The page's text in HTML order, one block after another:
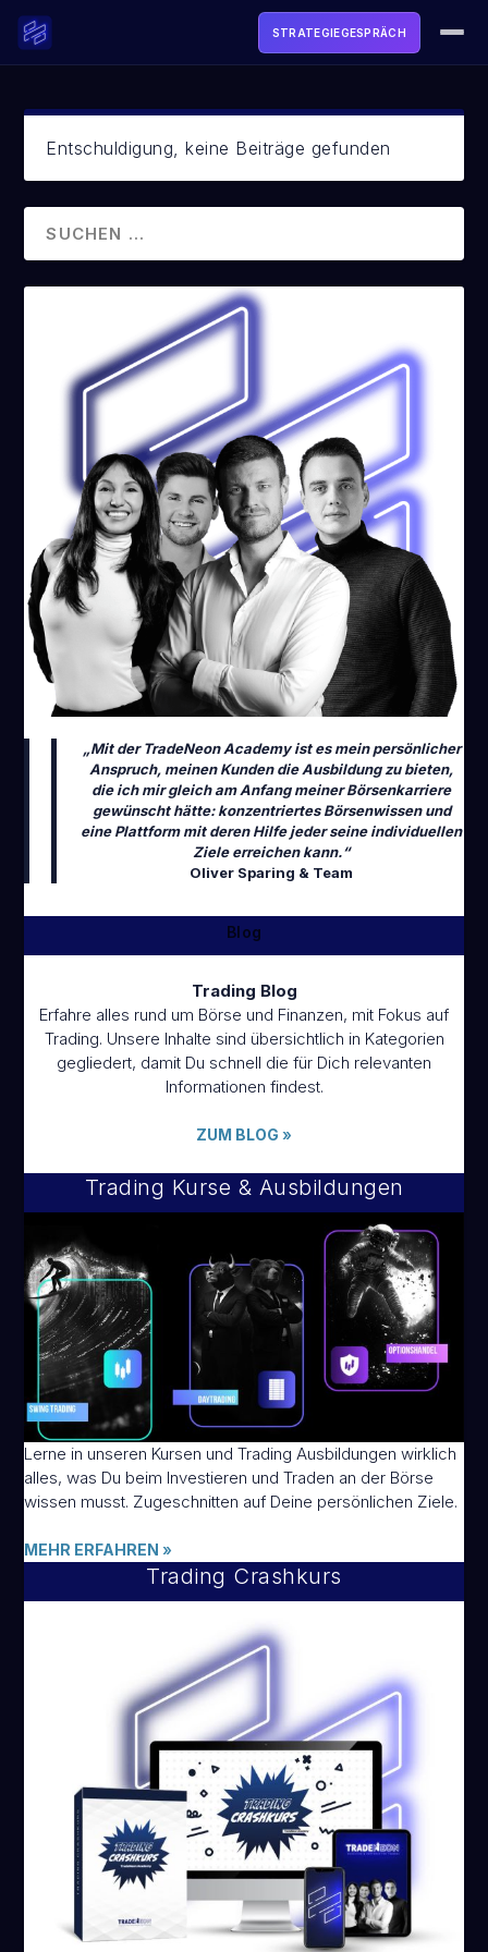
STRATEGIEGESPRÄCH
LIVE
STRATEGIEGESPRÄCH BUCHEN →
EN TRADENEON SOFTWARE
Entschuldigung, keine Beiträge gefunden
„Mit der TradeNeon Academy ist es mein persönlicher
Anspruch, meinen Kunden die Ausbildung zu bieten,
die ich mir gleich am Anfang meiner Börsenkarriere
gewünscht hätte: konzentriertes Börsenwissen und
eine Plattform mit deren Hilfe jeder seine individuellen
Ziele erreichen kann.“
Oliver Sparing & Team
Blog
Trading Blog
Erfahre alles rund um Börse und Finanzen, mit Fokus auf
Trading. Unsere Inhalte sind übersichtlich in Kategorien
gegliedert, damit Du schnell die für Dich relevanten
Informationen findest.
ZUM BLOG »
Trading Kurse & Ausbildungen
Lerne in unseren Kursen und Trading Ausbildungen wirklich
alles, was Du beim Investieren und Traden an der Börse
wissen musst. Zugeschnitten auf Deine persönlichen Ziele.
MEHR ERFAHREN»
Trading Crashkurs